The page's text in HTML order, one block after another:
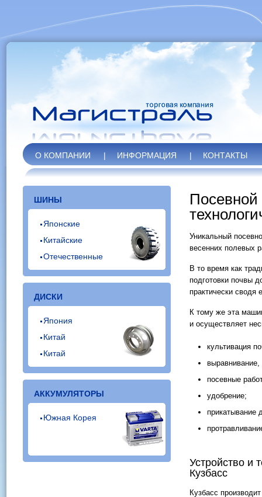
О КОМПАНИИ | ИНФОРМАЦИЯ | КОНТАКТЫ
ШИНЫ
Японские
Китайские
Отечественные
ДИСКИ
Япония
Китай
Китай
АККУМУЛЯТОРЫ
Южная Корея
Посевной
Уникальный
весенних полевых
В то время как
подготовки почвы
практически сводя
К тому же эта
и осуществляет
культивация
посевные
удобрение;
прикатывание
Устройство и
Кузбасс
Кузбасс